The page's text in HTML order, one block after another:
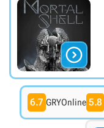

6.7 GRYOnline 5.8